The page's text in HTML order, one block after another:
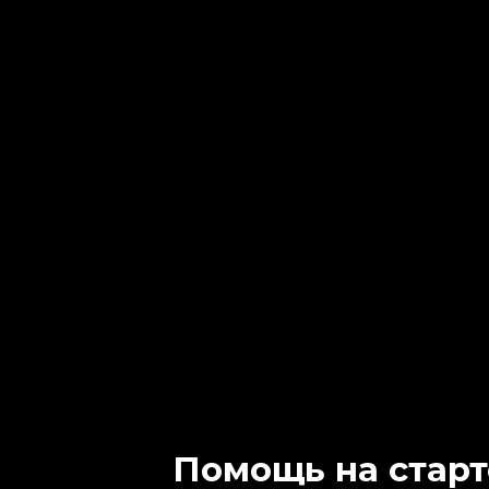
Помощь на